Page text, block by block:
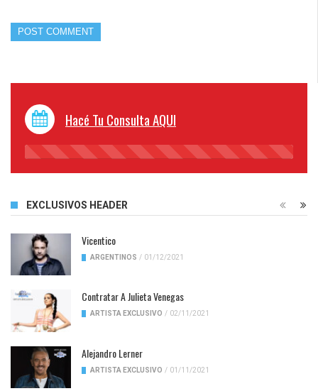
Hacé Tu Consulta AQUI
45%
EXCLUSIVOS HEADER
Vicentico
ARGENTINOS / 01/12/2021
Contratar A Julieta Venegas
ARTISTA EXCLUSIVO / 02/11/2021
Alejandro Lerner
ARTISTA EXCLUSIVO / 01/11/2021